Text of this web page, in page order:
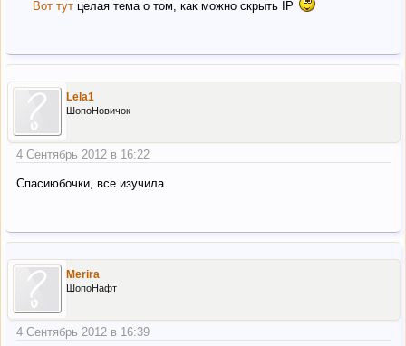
Вот тут целая тема о том, как можно скрыть IP
Lela1
ШопоНовичок
4 Сентябрь 2012 в 16:22
Спасиюбочки, все изучила
Merira
ШопоНафт
4 Сентябрь 2012 в 16:39